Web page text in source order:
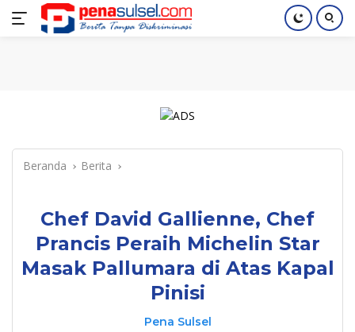
Langsung
Home Nasional Pendidikan Index
Beranda Berita
Chef David Gallienne, Chef
Prancis Peraih Michelin Star
Masak Pallumara di Atas Kapal
Pinisi
Pena Sulsel